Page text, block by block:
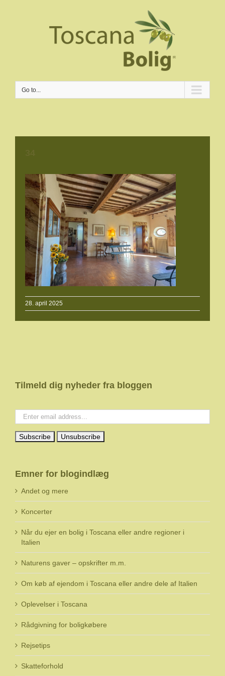
Go to...
28. april 2025
Tilmeld dig nyheder fra bloggen
Emner for blogindlæg
Andet og mere
Koncerter
Når du ejer en bolig i Toscana eller andre regioner i
Italien
Naturens gaver – opskrifter m.m.
Om køb af ejendom i Toscana eller andre dele af Italien
Oplevelser i Toscana
Rådgivning for boligkøbere
Rejsetips
Skatteforhold